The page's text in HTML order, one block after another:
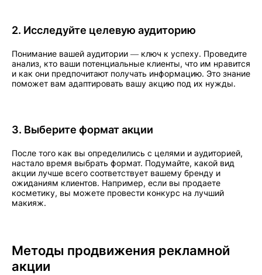
2. Исследуйте целевую аудиторию
Понимание вашей аудитории — ключ к успеху. Проведите
анализ, кто ваши потенциальные клиенты, что им нравится
и как они предпочитают получать информацию. Это знание
поможет вам адаптировать вашу акцию под их нужды.
3. Выберите формат акции
После того как вы определились с целями и аудиторией,
настало время выбрать формат. Подумайте, какой вид
акции лучше всего соответствует вашему бренду и
ожиданиям клиентов. Например, если вы продаете
косметику, вы можете провести конкурс на лучший
макияж.
Методы продвижения рекламной
акции